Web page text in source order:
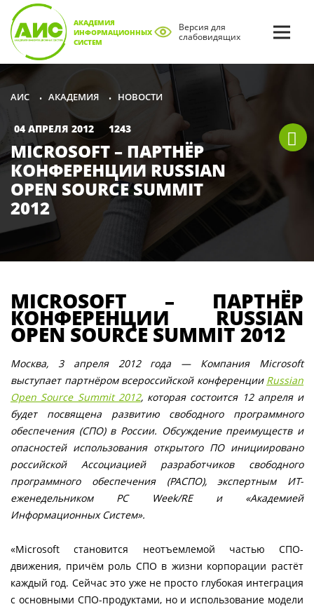
АКАДЕМИЯ
ИНФОРМАЦИОННЫХ
СИСТЕМ
Версия для
слабовидящих
АИС • АКАДЕМИЯ • НОВОСТИ
04 АПРЕЛЯ 2012 1243
MICROSOFT – ПАРТНЁР
КОНФЕРЕНЦИИ RUSSIAN
OPEN SOURCE SUMMIT
2012
MICROSOFT – ПАРТНЁР
КОНФЕРЕНЦИИ RUSSIAN
OPEN SOURCE SUMMIT 2012
Москва, 3 апреля 2012 года — Компания Microsoft
выступает партнёром всероссийской конференции Russian
Open Source Summit 2012, которая состоится 12 апреля и
будет посвящена развитию свободного программного
обеспечения (СПО) в России. Обсуждение преимуществ и
опасностей использования открытого ПО инициировано
российской Ассоциацией разработчиков свободного
программного обеспечения (РАСПО), экспертным ИТ-
еженедельником PC Week/RE и «Академией
Информационных Систем».
«Microsoft становится неотъемлемой частью СПО-
движения, причём роль СПО в жизни корпорации растёт
каждый год. Сейчас это уже не просто глубокая интеграция
с основными СПО-продуктами, но и использование модели